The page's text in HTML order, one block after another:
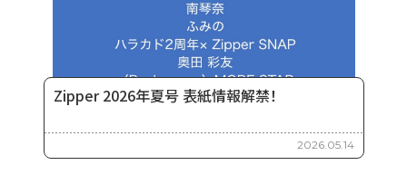
Zipper 2026年夏号 表紙情報解禁！
2026.05.14